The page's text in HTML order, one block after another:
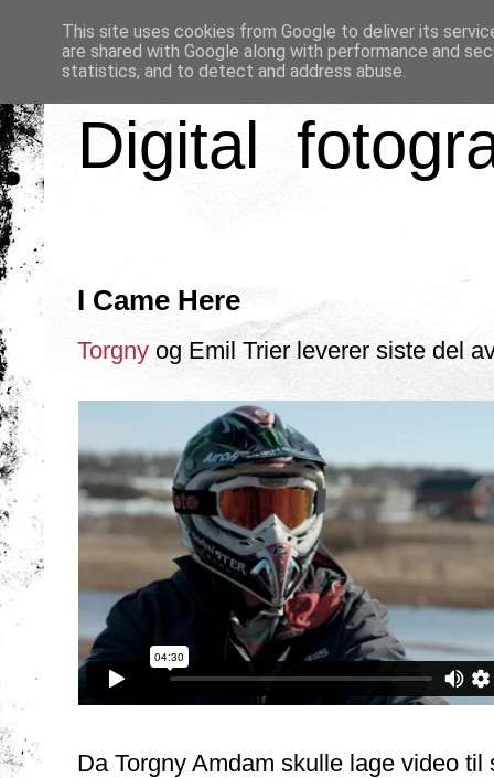
Digital
I Came Here
Torgny og Emil Trier leverer siste del
Da Torgny Amdam skulle lage video
This site uses cookies from Google to deliver its
are shared with Google along with performance and
statistics, and to detect and address abuse.